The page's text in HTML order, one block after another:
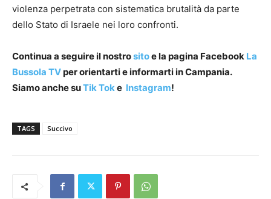
violenza perpetrata con sistematica brutalità da parte
dello Stato di Israele nei loro confronti.
Continua a seguire il nostrositoe la pagina Facebook La
Bussola TVper orientarti e informarti in Campania.
Siamo anche suTik Toke Instagram!
TAGS Succivo